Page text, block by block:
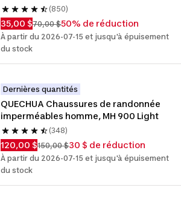
(850)
35,00 $70,00 $50% de réduction
À partir du 2026-07-15 et jusqu'à épuisement
du stock
Dernières quantités
QUECHUA Chaussures de randonnée
imperméables homme, MH 900 Light
(348)
120,00 $150,00 $30 $ de réduction
À partir du 2026-07-15 et jusqu'à épuisement
du stock